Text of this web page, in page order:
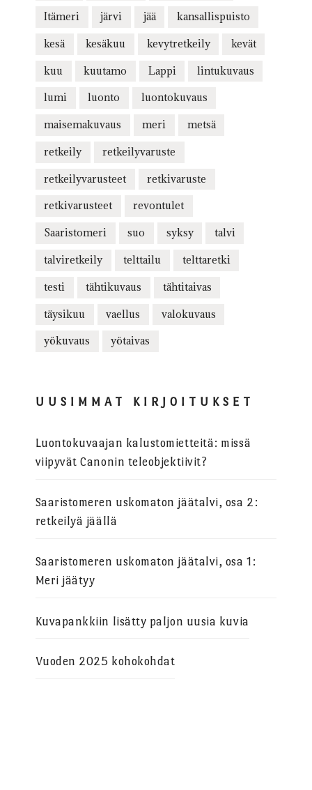
Itämeri järvi jää kansallispuisto
kesä kesäkuu kevytretkeily kevät
kuu kuutamo Lappi lintukuvaus
lumi luonto luontokuvaus
maisemakuvaus meri metsä
retkeily retkeilyvaruste
retkeilyvarusteet retkivaruste
retkivarusteet revontulet
Saaristomeri suo syksy talvi
talviretkeily telttailu telttaretki
testi tähtikuvaus tähtitaivas
täysikuu vaellus valokuvaus
yökuvaus yötaivas
UUSIMMAT KIRJOITUKSET
Luontokuvaajan kalustomietteitä: missä
viipyvät Canonin teleobjektiivit?
Saaristomeren uskomaton jäätalvi, osa 2:
retkeilyä jäällä
Saaristomeren uskomaton jäätalvi, osa 1:
Meri jäätyy
Kuvapankkiin lisätty paljon uusia kuvia
Vuoden 2025 kohokohdat